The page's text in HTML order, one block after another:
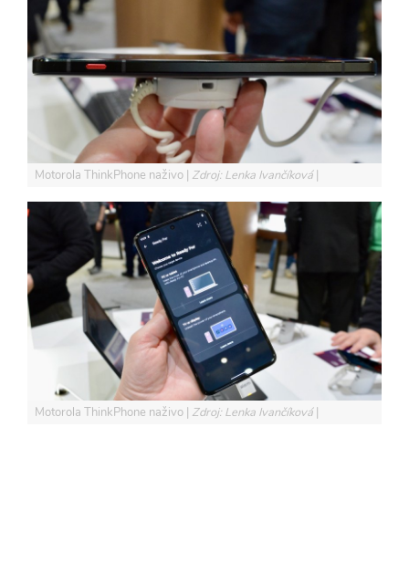
Motorola ThinkPhone naživo Zdroj: Lenka Ivančíková
Motorola ThinkPhone naživo Zdroj: Lenka Ivančíková